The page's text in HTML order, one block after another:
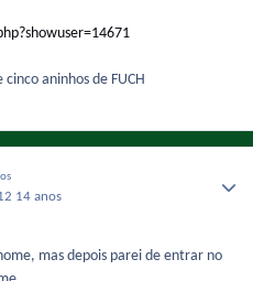
aninhos de FUCH
14 anos
mas depois parei de entrar no